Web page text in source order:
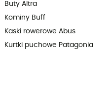
Buty Altra
Kominy Buff
Kaski rowerowe Abus
Kurtki puchowe Patagonia